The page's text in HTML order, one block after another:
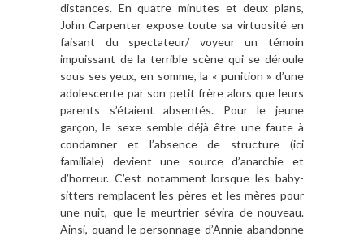
distances. En quatre minutes et deux plans,
John Carpenter expose toute sa virtuosité en
faisant du spectateur/ voyeur un témoin
impuissant de la terrible scène qui se déroule
sous ses yeux, en somme, la « punition » d’une
adolescente par son petit frère alors que leurs
parents s’étaient absentés. Pour le jeune
garçon, le sexe semble déjà être une faute à
condamner et l’absence de structure (ici
familiale) devient une source d’anarchie et
d’horreur. C’est notamment lorsque les baby-
sitters remplacent les pères et les mères pour
une nuit, que le meurtrier sévira de nouveau.
Ainsi, quand le personnage d’Annie abandonne